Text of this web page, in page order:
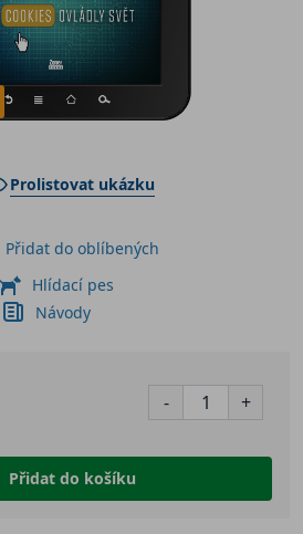
Prolistovat ukázku
- +
Přidat do košíku
Přidat do oblíbených
Hlídací pes
Návody